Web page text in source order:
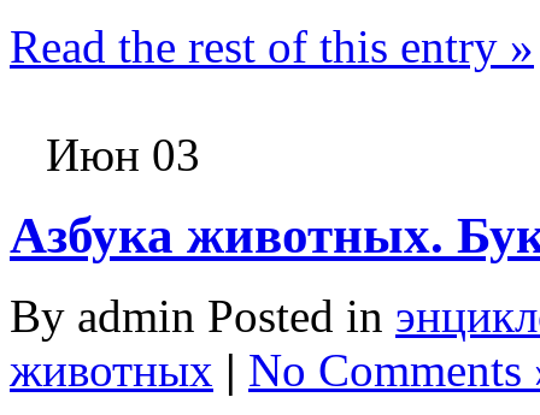
Read the rest of this entry »
Июн 03
Азбука животных.
By admin Posted in
животных | No Comments